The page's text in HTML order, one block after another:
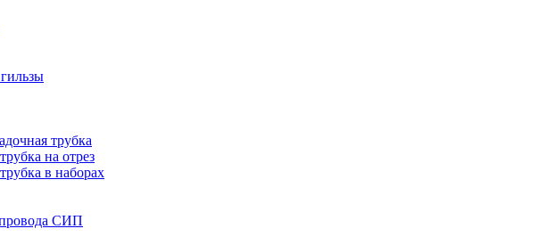
трубка
на отрез
в наборах
СИП